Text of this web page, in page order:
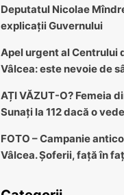
Deputatul Nicolae
explicații Guvernului
Apel urgent al Centrului
Vâlcea: este nevoie de
AȚI VĂZUT-O? Femeia
Sunați la 112 dacă o
FOTO – Campanie
Vâlcea. Șoferii, față în